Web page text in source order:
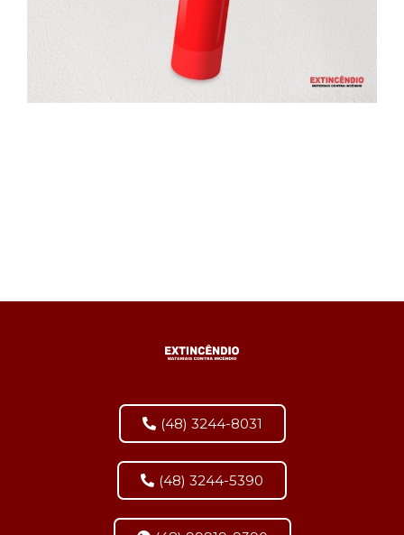
(48) 3244-8031
(48) 3244-5390